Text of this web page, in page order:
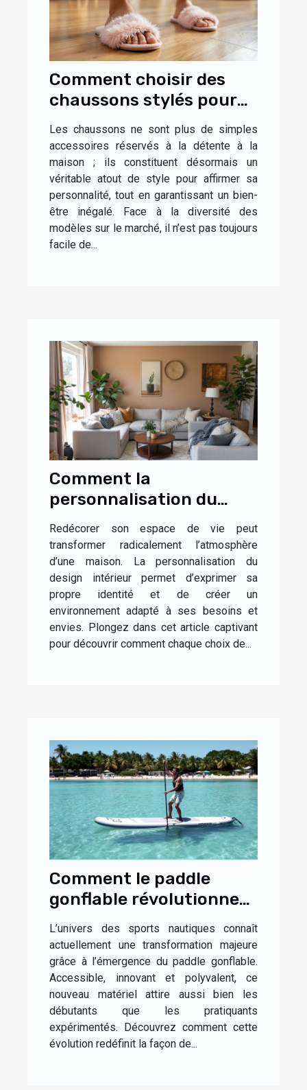
Comment choisir des
chaussons stylés pour
un confort optimal à la
maison ?
Les chaussons ne sont plus de simples
accessoires réservés à la détente à la
maison ; ils constituent désormais un
véritable atout de style pour affirmer sa
personnalité, tout en garantissant un bien-
être inégalé. Face à la diversité des
modèles sur le marché, il n’est pas toujours
facile de...
Comment la
personnalisation du
design influence-t-elle
l'ambiance de votre
maison ?
Redécorer son espace de vie peut
transformer radicalement l’atmosphère
d’une maison. La personnalisation du
design intérieur permet d’exprimer sa
propre identité et de créer un
environnement adapté à ses besoins et
envies. Plongez dans cet article captivant
pour découvrir comment chaque choix de...
Comment le paddle
gonflable révolutionne-
t-il les sports nautiques
?
L’univers des sports nautiques connaît
actuellement une transformation majeure
grâce à l’émergence du paddle gonflable.
Accessible, innovant et polyvalent, ce
nouveau matériel attire aussi bien les
débutants que les pratiquants
expérimentés. Découvrez comment cette
évolution redéfinit la façon de...